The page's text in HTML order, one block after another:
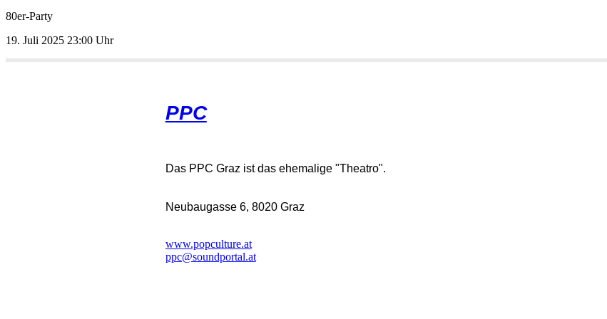
80er-Party
19.Juli202523:00Uhr
PPC
DasPPCGrazistdasehemalige"Theatro".
Neubaugasse6,8020Graz
www.popculture.at
ppc@soundportal.at